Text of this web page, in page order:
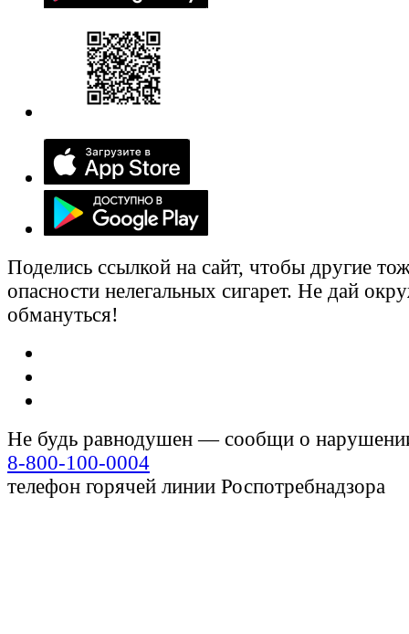
Поделись ссылкой на сайт, чтобы другие
опасности нелегальных сигарет. Не дай
обмануться!
Не будь равнодушен — сообщи о
8-800-100-0004
телефон горячей линии Роспотребнадзора